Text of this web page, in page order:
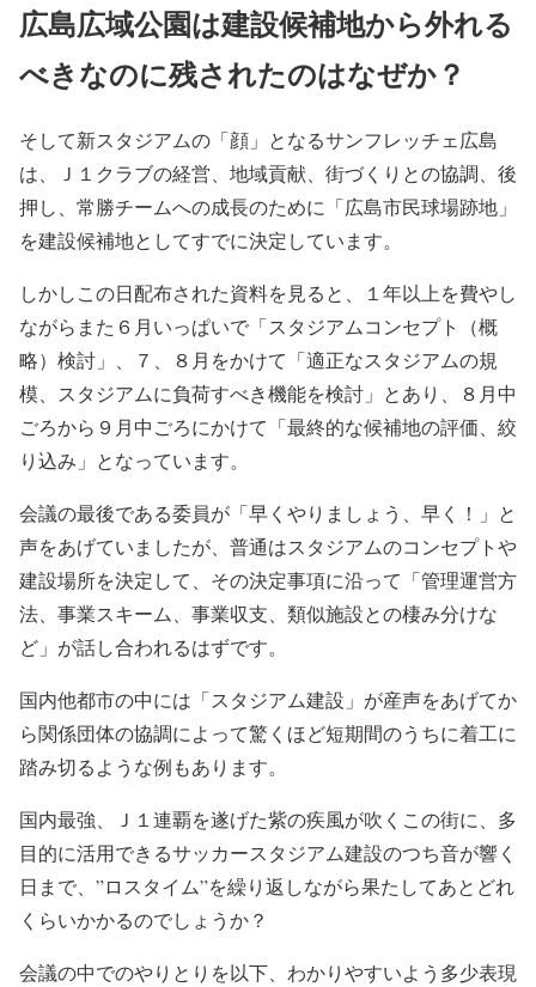
広島広域公園は建設候補地から外れる
べきなのに残されたのはなぜか？
そして新スタジアムの「顔」となるサンフレッチェ広島
は、Ｊ１クラブの経営、地域貢献、街づくりとの協調、後
押し、常勝チームへの成長のために「広島市民球場跡地」
を建設候補地としてすでに決定しています。
しかしこの日配布された資料を見ると、１年以上を費やし
ながらまた６月いっぱいで「スタジアムコンセプト（概
略）検討」、７、８月をかけて「適正なスタジアムの規
模、スタジアムに負荷すべき機能を検討」とあり、８月中
ごろから９月中ごろにかけて「最終的な候補地の評価、絞
り込み」となっています。
会議の最後である委員が「早くやりましょう、早く！」と
声をあげていましたが、普通はスタジアムのコンセプトや
建設場所を決定して、その決定事項に沿って「管理運営方
法、事業スキーム、事業収支、類似施設との棲み分けな
ど」が話し合われるはずです。
国内他都市の中には「スタジアム建設」が産声をあげてか
ら関係団体の協調によって驚くほど短期間のうちに着工に
踏み切るような例もあります。
国内最強、Ｊ１連覇を遂げた紫の疾風が吹くこの街に、多
目的に活用できるサッカースタジアム建設のつち音が響く
日まで、”ロスタイム”を繰り返しながら果たしてあとどれ
くらいかかるのでしょうか？
会議の中でのやりとりを以下、わかりやすいよう多少表現